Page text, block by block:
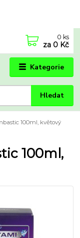
Kategorie
Hledat
0 ks
za 0 Kč
100ml, květový
100ml,